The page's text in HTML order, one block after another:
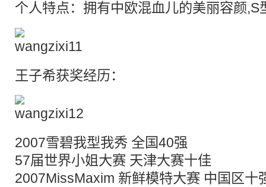
个人特点：拥有中欧混血儿的美丽容颜,S
王子希获奖经历：
2007雪碧我型我秀 全国40强
57届世界小姐大赛 天津大赛十佳
2007MissMaxim 新鲜模特大赛 中国区十